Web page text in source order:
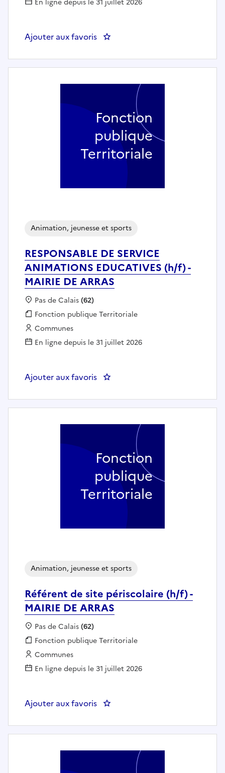
Ajouter aux favoris : Animateur - COMMUNE DE
RESPONSABLE DE SERVICE
ANIMATIONS EDUCATIVES (h/f) -
MAIRIE DE ARRAS
Animation, jeunesse et sports
Localisation :
Pas de Calais(62)
Fonction publique :
Fonction publique Territoriale
Employeur :
Communes
En ligne depuis le 31 juillet 2026
Ajouter aux favoris : RESPONSABLE DE SERVICE
Fonction
publique
Territoriale
Référent de site périscolaire (h/f) -
MAIRIE DE ARRAS
Animation, jeunesse et sports
Localisation :
Pas de Calais(62)
Fonction publique :
Fonction publique Territoriale
Employeur :
Communes
En ligne depuis le 31 juillet 2026
Ajouter aux favoris : Référent de site périscolaire (h/
Fonction
publique
Territoriale